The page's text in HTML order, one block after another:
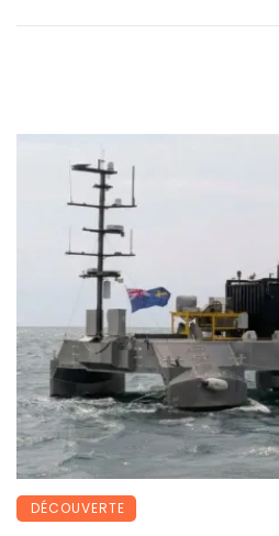
DÉCOUVERTE